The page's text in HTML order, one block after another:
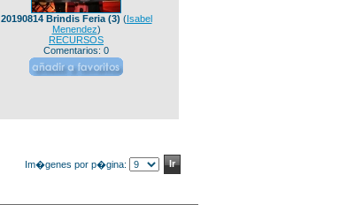
20190814 Brindis Feria (3) (Isabel
Menendez)
RECURSOS
Comentarios: 0
Im�genes por p�gina: